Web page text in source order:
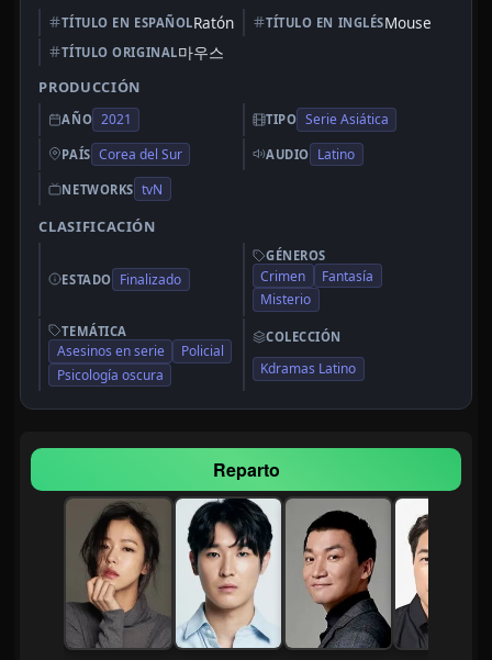
TÍTULO EN ESPAÑOLRatón TÍTULO EN INGLÉSMouse
TÍTULO ORIGINAL마우스
PRODUCCIÓN
AÑO 2021 TIPO Serie Asiática
PAÍS Corea del Sur AUDIO Latino
NETWORKS tvN
CLASIFICACIÓN
ESTADO Finalizado
GÉNEROS
Crimen
Fantasía
Misterio
TEMÁTICA
Asesinos en serie
Policial
Psicología oscura
COLECCIÓN
Kdramas Latino
Reparto